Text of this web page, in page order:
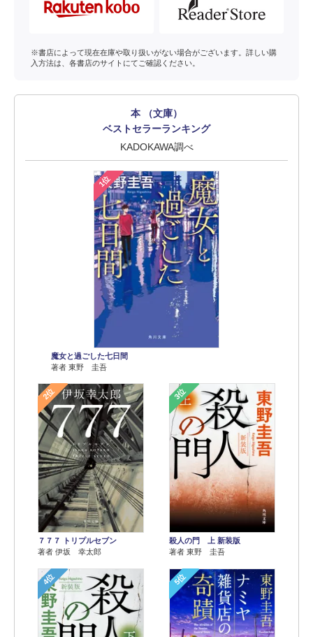
※書店によって現在在庫や取り扱いがない場合がございます。詳しい購
入方法は、各書店のサイトにてご確認ください。
本 （文庫）
ベストセラーランキング
KADOKAWA調べ
1位
魔女と過ごした七日間
著者 東野 圭吾
2位
７７７ トリプルセブン
著者 伊坂 幸太郎
3位
殺人の門 上 新装版
著者 東野 圭吾
4位 5位